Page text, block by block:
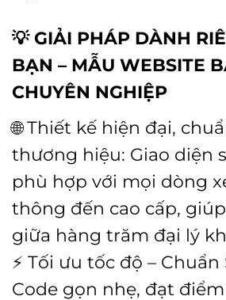
💡GIẢI PHÁP DÀNH
BẠN – MẪU WEBSITE
CHUYÊN NGHIỆP
🌐 Thiết kế hiện đại,
thương hiệu: Giao diện
phù hợp với mọi dòng
thông đến cao cấp,
giữa hàng trăm đại lý
⚡ Tối ưu tốc độ – Chuẩn
Code gọn nhẹ, đạt điểm